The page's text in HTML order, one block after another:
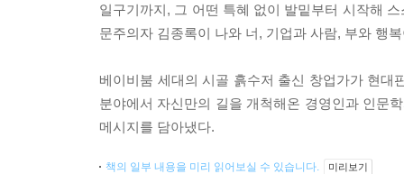
일구기까지, 그 어떤 특혜 없이 발밑부터 시작해
문주의자 김종록이 나와 너, 기업과 사람, 부와 행
베이비붐 세대의 시골 흙수저 출신 창업가가 현
분야에서 자신만의 길을 개척해온 경영인과 인문
메시지를 담아냈다.
책의 일부 내용을 미리 읽어보실 수 있습니다. 미리보기